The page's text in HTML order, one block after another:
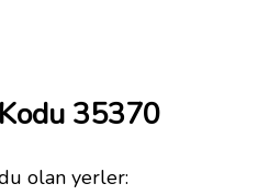
35370
olan yerler: